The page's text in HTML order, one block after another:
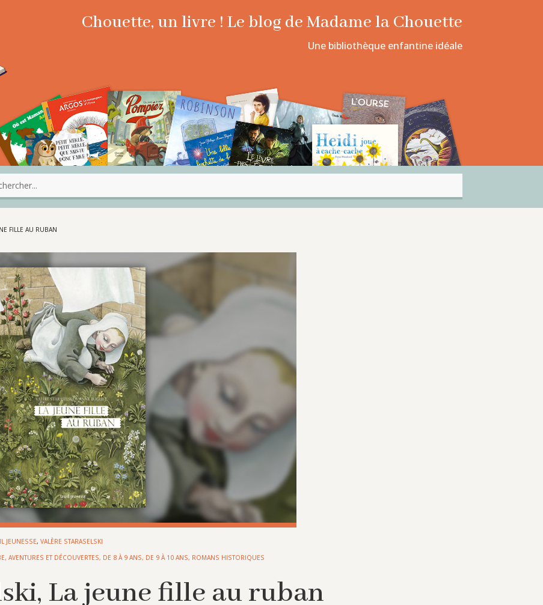
Chouette, un livre ! Le blog de Madame la Chouette
Une bibliothèque enfantine idéale
FILLE AU RUBAN
JEUNESSE,VALÈRE STARASELSKI
,AVENTURES ET DÉCOUVERTES, DE 8 À 9 ANS, DE 9 À 10 ANS, ROMANS HISTORIQUES
La jeune fille au ruban